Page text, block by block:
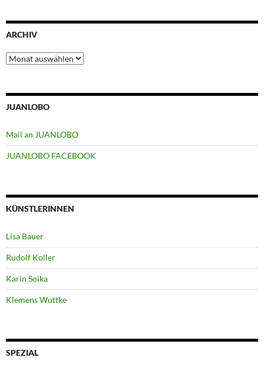
ARCHIV
Archiv
JUANLOBO
Mail an JUANLOBO
JUANLOBO FACEBOOK
KÜNSTLERINNEN
Lisa Bauer
Rudolf Koller
Karin Soika
Klemens Wuttke
SPEZIAL